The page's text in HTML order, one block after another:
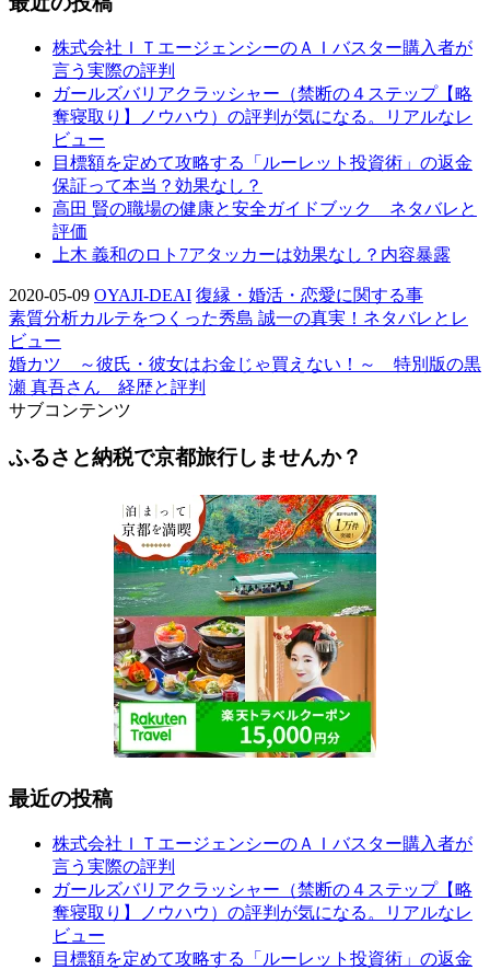
株式会社ＩＴエージェンシーのＡＩバスター購入者が
言う実際の評判
ガールズバリアクラッシャー（禁断の４ステップ【略
奪寝取り】ノウハウ）の評判が気になる。リアルなレ
ビュー
目標額を定めて攻略する「ルーレット投資術」の返金
保証って本当？効果なし？
高田 賢の職場の健康と安全ガイドブック ネタバレと
評価
上木 義和のロト7アタッカーは効果なし？内容暴露
2020-05-09 OYAJI-DEAI 復縁・婚活・恋愛に関する事
素質分析カルテをつくった秀島 誠一の真実！ネタバレとレ
ビュー
婚カツ ～彼氏・彼女はお金じゃ買えない！～ 特別版の黒
瀬 真吾さん 経歴と評判
サブコンテンツ
ふるさと納税で京都旅行しませんか？
最近の投稿
株式会社ＩＴエージェンシーのＡＩバスター購入者が
言う実際の評判
ガールズバリアクラッシャー（禁断の４ステップ【略
奪寝取り】ノウハウ）の評判が気になる。リアルなレ
ビュー
目標額を定めて攻略する「ルーレット投資術」の返金